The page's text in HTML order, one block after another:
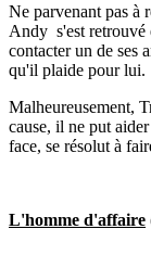
Ne parvenant pas à
Andy s'est
contacter un de ses
qu'il plaide pour lui.
Malheureusement,
cause, il ne put
face, se résolut à
L'homme d'affaire